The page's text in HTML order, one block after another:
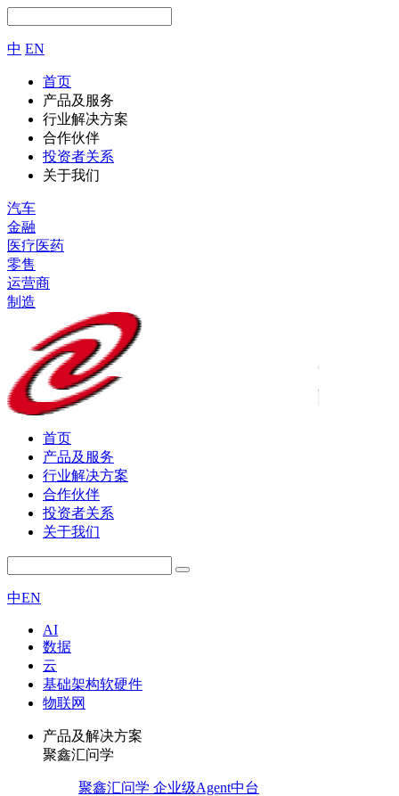
中 EN
首页
产品及服务
行业解决方案
合作伙伴
投资者关系
关于我们
汽车
金融
医疗医药
零售
运营商
制造
首页
产品及服务
行业解决方案
合作伙伴
投资者关系
关于我们
中EN
AI
数据
云
基础架构软硬件
物联网
产品及解决方案
聚鑫汇问学
聚鑫汇问学 企业级Agent中台